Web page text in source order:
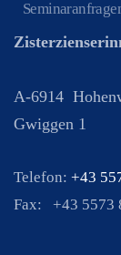
A-6914
Gwiggen 1
Telefon: +43
Fax:
+43 5573